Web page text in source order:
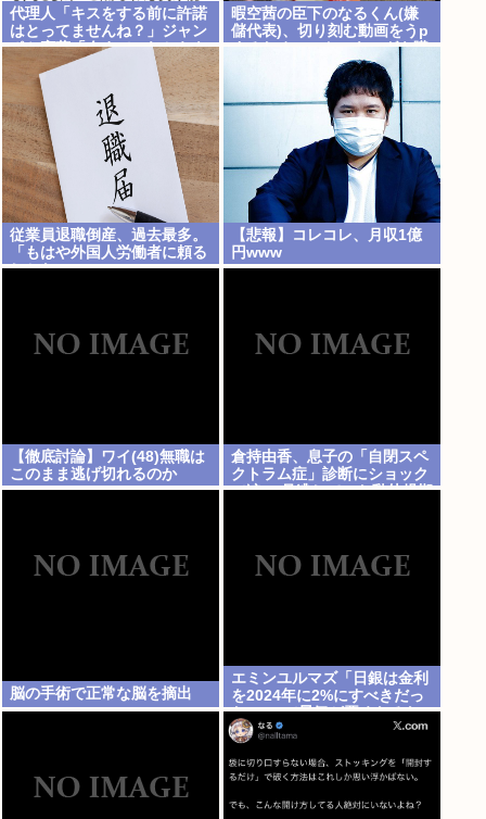
代理人「キスをする前に許諾
はとってませんね？」ジャン
ポケ斎藤「今までこれからキ
スしますなんて宣言すること
なかったので」
暇空茜の臣下のなるくん(嫌
儲代表)、切り刻む動画をうp
するためにストッキングを購
入、ハサミを入れて感触を楽
従業員退職倒産、過去最多。
「もはや外国人労働者に頼る
しかない」
【悲報】コレコレ、月収1億
円www
【徹底討論】ワイ(48)無職は
このまま逃げ切れるのか
倉持由香、息子の「自閉スペ
クトラム症」診断にショック
で涙… 見逃していた乳幼児期
脳の手術で正常な脳を摘出
エミンユルマズ「日銀は金利
を2024年に2%にすべきだっ
た、2%で景気が悪くなるな
ら生産性が低い利益が出せな
い企業、潰れろ